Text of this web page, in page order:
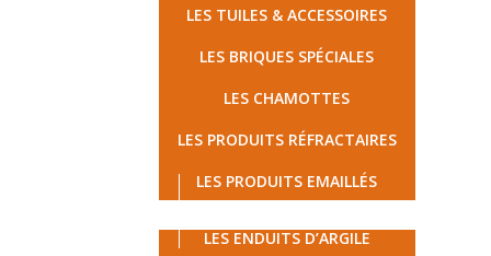
LES TUILES & ACCESSOIRES
LES BRIQUES SPÉCIALES
LES CHAMOTTES
LES PRODUITS RÉFRACTAIRES
LES PRODUITS EMAILLÉS
LES ENDUITS D’ARGILE